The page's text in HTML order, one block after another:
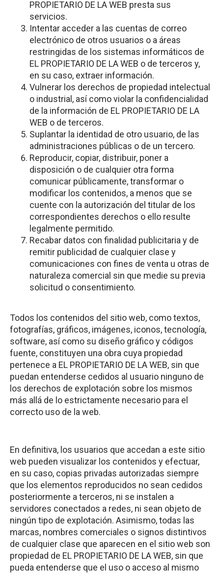
PROPIETARIO DE LA WEB presta sus
servicios.
Intentar acceder a las cuentas de correo
electrónico de otros usuarios o a áreas
restringidas de los sistemas informáticos de
EL PROPIETARIO DE LA WEB o de terceros y,
en su caso, extraer información.
Vulnerar los derechos de propiedad intelectual
o industrial, así como violar la confidencialidad
de la información de EL PROPIETARIO DE LA
WEB o de terceros.
Suplantar la identidad de otro usuario, de las
administraciones públicas o de un tercero.
Reproducir, copiar, distribuir, poner a
disposición o de cualquier otra forma
comunicar públicamente, transformar o
modificar los contenidos, a menos que se
cuente con la autorización del titular de los
correspondientes derechos o ello resulte
legalmente permitido.
Recabar datos con finalidad publicitaria y de
remitir publicidad de cualquier clase y
comunicaciones con fines de venta u otras de
naturaleza comercial sin que medie su previa
solicitud o consentimiento.
Todos los contenidos del sitio web, como textos,
fotografías, gráficos, imágenes, iconos, tecnología,
software, así como su diseño gráfico y códigos
fuente, constituyen una obra cuya propiedad
pertenece a EL PROPIETARIO DE LA WEB, sin que
puedan entenderse cedidos al usuario ninguno de
los derechos de explotación sobre los mismos
más allá de lo estrictamente necesario para el
correcto uso de la web.
En definitiva, los usuarios que accedan a este sitio
web pueden visualizar los contenidos y efectuar,
en su caso, copias privadas autorizadas siempre
que los elementos reproducidos no sean cedidos
posteriormente a terceros, ni se instalen a
servidores conectados a redes, ni sean objeto de
ningún tipo de explotación. Asimismo, todas las
marcas, nombres comerciales o signos distintivos
de cualquier clase que aparecen en el sitio web son
propiedad de EL PROPIETARIO DE LA WEB, sin que
pueda entenderse que el uso o acceso al mismo